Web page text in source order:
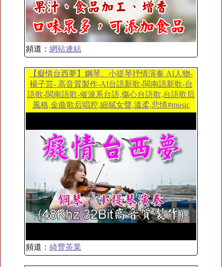
頻道： 網站連結
【癡情台西夢】鋼琴、小提琴抒情演奏 AI人物-
楊子芸- 高音質製作-AI台語新歌-閩南語新歌-台
語歌-閩南語歌-催淚系台語,傷心台語歌,台語歌后
風格,金曲歌后唱腔,細膩女聲,溫柔,悲情#music
頻道： 綺豐茶業